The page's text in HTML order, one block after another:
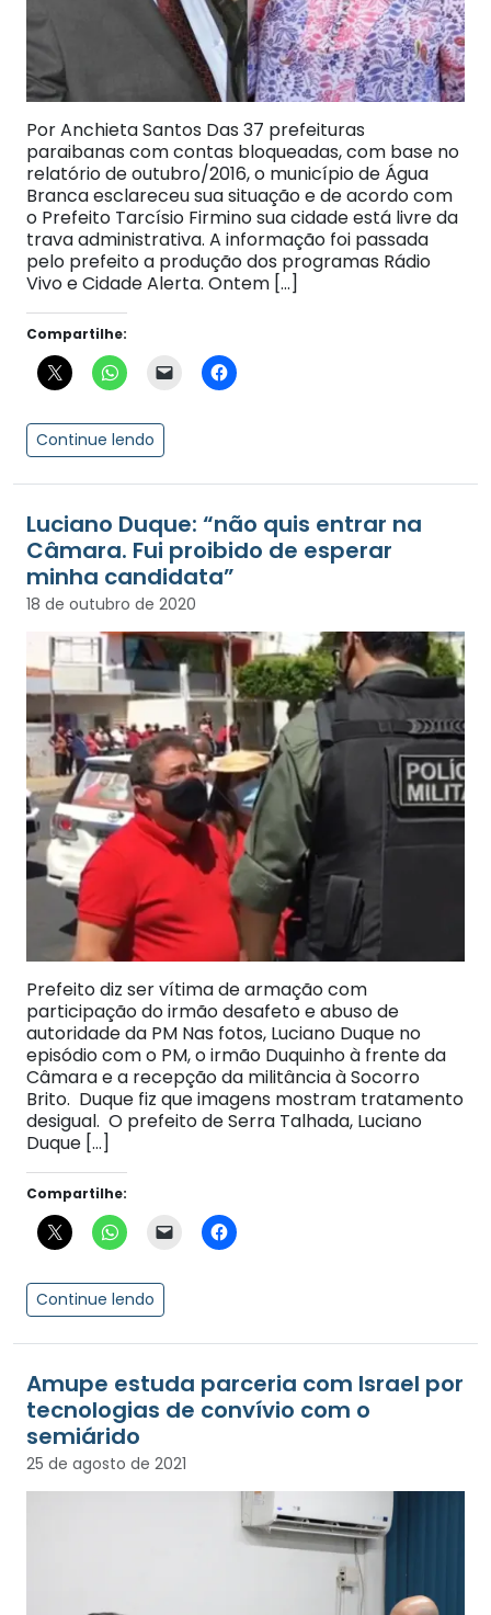
Por Anchieta Santos Das 37 prefeituras
paraibanas com contas bloqueadas, com base no
relatório de outubro/2016, o município de Água
Branca esclareceu sua situação e de acordo com
o Prefeito Tarcísio Firmino sua cidade está livre da
trava administrativa. A informação foi passada
pelo prefeito a produção dos programas Rádio
Vivo e Cidade Alerta. Ontem […]
Compartilhe:
Continue lendo
Luciano Duque: “não quis entrar na
Câmara. Fui proibido de esperar
minha candidata”
18 de outubro de 2020
Prefeito diz ser vítima de armação com
participação do irmão desafeto e abuso de
autoridade da PM Nas fotos, Luciano Duque no
episódio com o PM, o irmão Duquinho à frente da
Câmara e a recepção da militância à Socorro
Brito. Duque fiz que imagens mostram tratamento
desigual. O prefeito de Serra Talhada, Luciano
Duque […]
Compartilhe:
Continue lendo
Amupe estuda parceria com Israel por
tecnologias de convívio com o
semiárido
25 de agosto de 2021